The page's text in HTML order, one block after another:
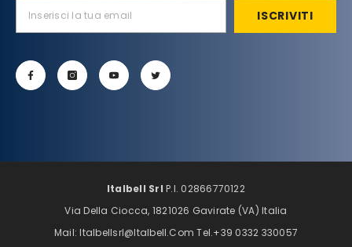
ISCRIVITI
Italbell Srl P.I. 02866770122
Via Della Ciocca, 1821026 Gavirate (VA) Italia
Mail: Italbellsrl@italbell.com Tel.+39 0332 330057